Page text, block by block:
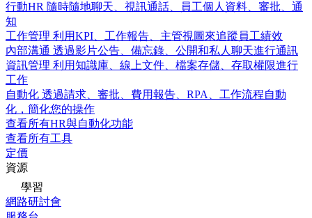
行動HR 隨時隨地聊天、視訊通話、員工個人資料、審批、通
知
工作管理 利用KPI、工作報告、主管視圖來追蹤員工績效
內部溝通 透過影片公告、備忘錄、公開和私人聊天進行通訊
資訊管理 利用知識庫、線上文件、檔案存儲、存取權限進行
工作
自動化 透過請求、審批、費用報告、RPA、工作流程自動
化，簡化您的操作
查看所有HR與自動化功能
查看所有工具
定價
資源
學習
網路研討會